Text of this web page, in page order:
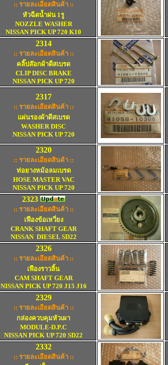
:: รายละเอียดสินค้า ::
หัวฉีดน้ำฝน 1รู
NOZZLE WASHER
NISSAN PICK UP 720 K10
2314
:: รายละเอียดสินค้า ::
คลิ๊ปล๊อกผ้าดีสเบรด
CLIP DISC BRAKE
NISSAN PICK UP 720
2317
:: รายละเอียดสินค้า ::
แผ่นรองผ้าดีสเบรด
WASHER DISC
NISSAN PICK UP 720
2320
:: รายละเอียดสินค้า ::
ท่อยางหม้อลมเบรด
HOSE MASTER VAC
NISSAN PICK UP 720
2323
:: รายละเอียดสินค้า ::
เฟืองข้อเหวี่ยง
CRANK SHAFT GEAR
NISSAN DIESEL SD22
2326
:: รายละเอียดสินค้า ::
เฟืองราวลิ้น
CAM SHAFT GEAR
NISSAN PICK UP 720 J15 J16
2329
:: รายละเอียดสินค้า ::
กล่องควบคุมหัวเผา
MODULE-D.P.C
NISSAN PICK UP 720 SD22
2332
:: รายละเอียดสินค้า ::